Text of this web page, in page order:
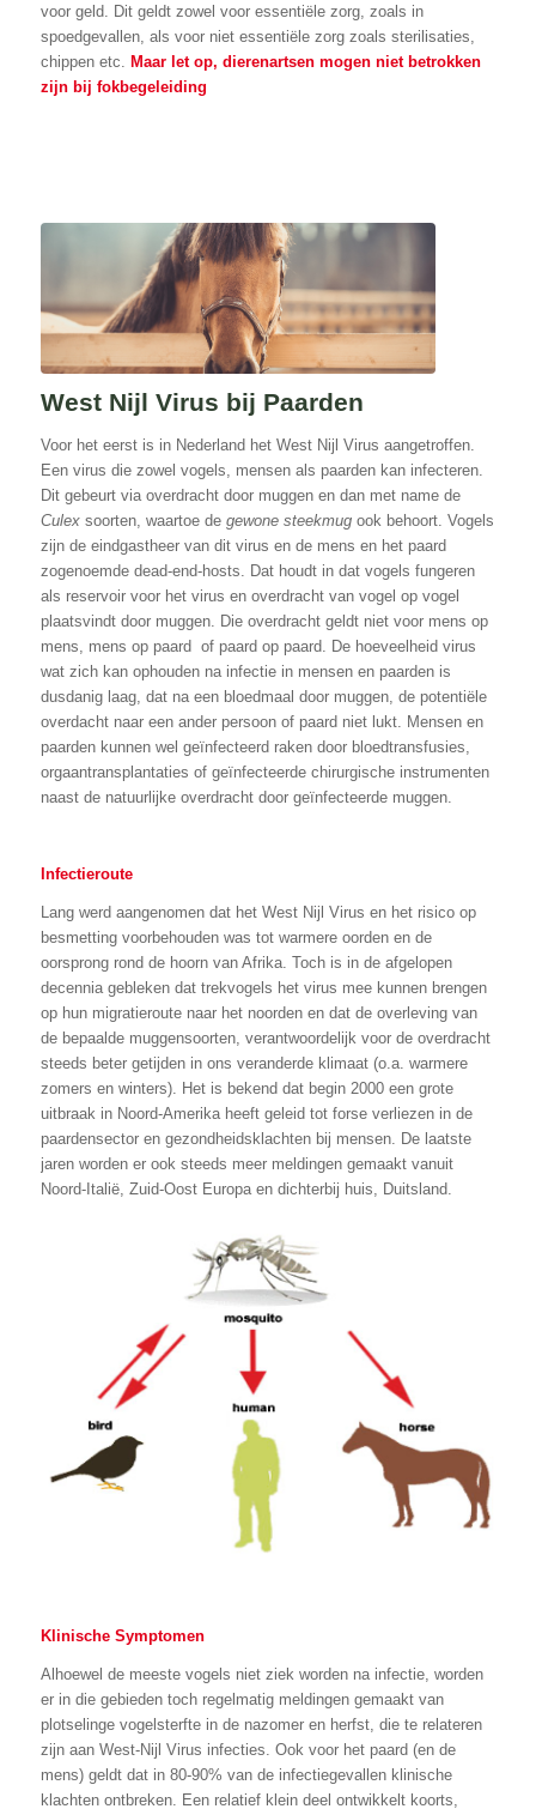
voor geld. Dit geldt zowel voor essentiële zorg, zoals in
spoedgevallen, als voor niet essentiële zorg zoals sterilisaties,
chippen etc. Maar let op, dierenartsen mogen niet betrokken
zijn bij fokbegeleiding
West Nijl Virus bij Paarden
Voor het eerst is in Nederland het West Nijl Virus aangetroffen.
Een virus die zowel vogels, mensen als paarden kan infecteren.
Dit gebeurt via overdracht door muggen en dan met name de
Culex soorten, waartoe de gewone steekmugook behoort. Vogels
zijn de eindgastheer van dit virus en de mens en het paard
zogenoemde dead-end-hosts. Dat houdt in dat vogels fungeren
als reservoir voor het virus en overdracht van vogel op vogel
plaatsvindt door muggen. Die overdracht geldt niet voor mens op
mens, mens op paard of paard op paard. De hoeveelheid virus
wat zich kan ophouden na infectie in mensen en paarden is
dusdanig laag, dat na een bloedmaal door muggen, de potentiële
overdacht naar een ander persoon of paard niet lukt. Mensen en
paarden kunnen wel geïnfecteerd raken door bloedtransfusies,
orgaantransplantaties of geïnfecteerde chirurgische instrumenten
naast de natuurlijke overdracht door geïnfecteerde muggen.
Infectieroute
Lang werd aangenomen dat het West Nijl Virus en het risico op
besmetting voorbehouden was tot warmere oorden en de
oorsprong rond de hoorn van Afrika. Toch is in de afgelopen
decennia gebleken dat trekvogels het virus mee kunnen brengen
op hun migratieroute naar het noorden en dat de overleving van
de bepaalde muggensoorten, verantwoordelijk voor de overdracht
steeds beter getijden in ons veranderde klimaat (o.a. warmere
zomers en winters). Het is bekend dat begin 2000 een grote
uitbraak in Noord-Amerika heeft geleid tot forse verliezen in de
paardensector en gezondheidsklachten bij mensen. De laatste
jaren worden er ook steeds meer meldingen gemaakt vanuit
Noord-Italië, Zuid-Oost Europa en dichterbij huis, Duitsland.
Klinische Symptomen
Alhoewel de meeste vogels niet ziek worden na infectie, worden
er in die gebieden toch regelmatig meldingen gemaakt van
plotselinge vogelsterfte in de nazomer en herfst, die te relateren
zijn aan West-Nijl Virus infecties. Ook voor het paard (en de
mens) geldt dat in 80-90% van de infectiegevallen klinische
klachten ontbreken. Een relatief klein deel ontwikkelt koorts,